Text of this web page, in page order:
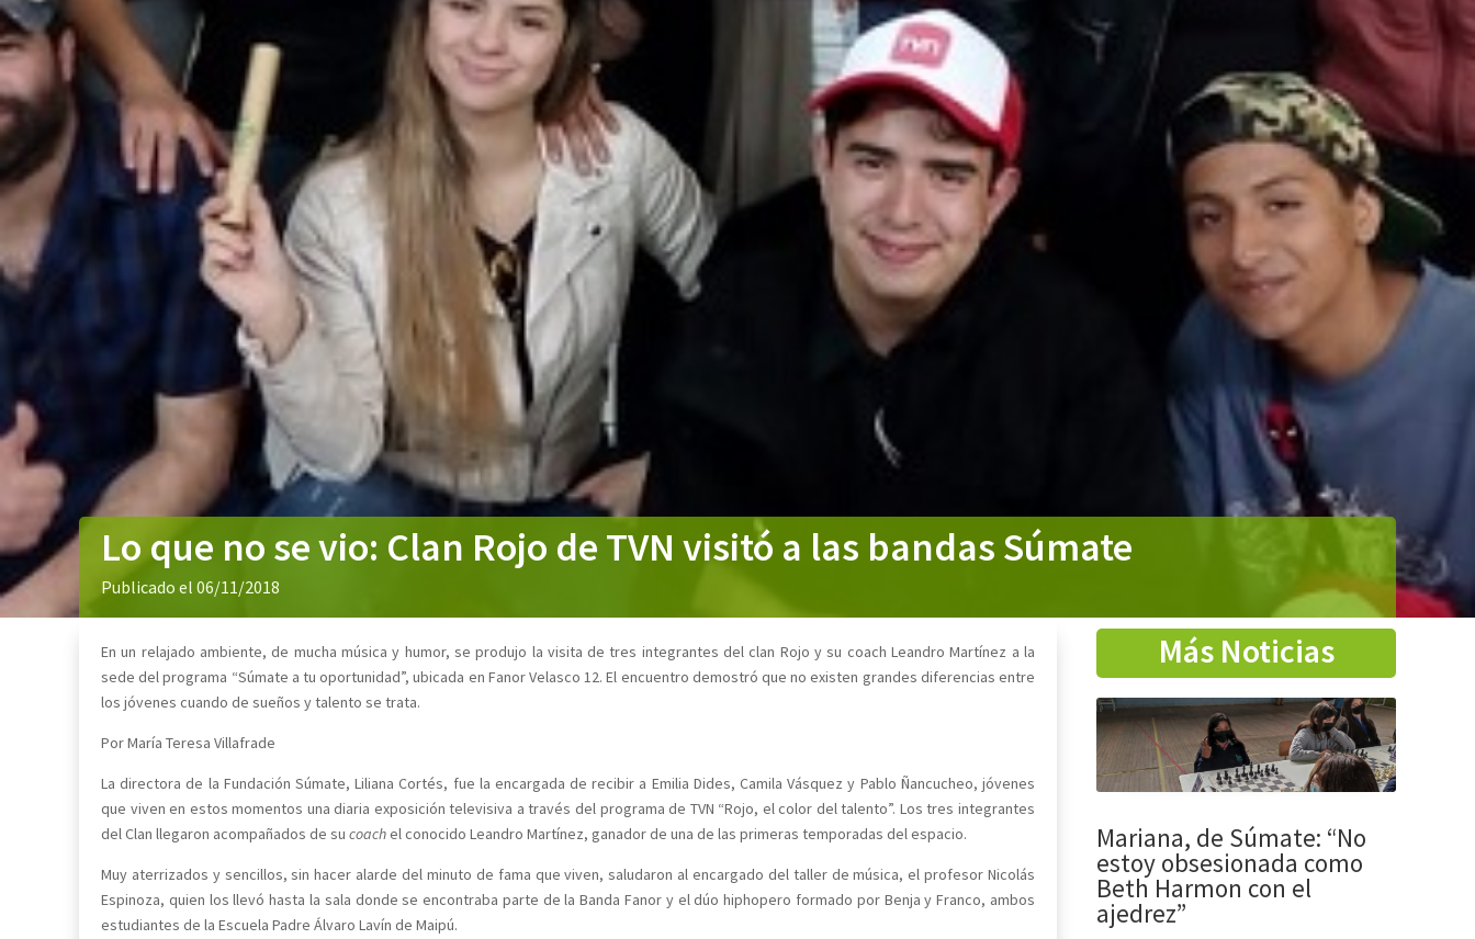
Lo que no se vio: Clan Rojo de TVN visitó a las bandas Súmate
Publicado el 06/11/2018
En un relajado ambiente, de mucha música y humor, se produjo la visita de tres integrantes del clan Rojo y su coach Leandro Martínez a la
sede del programa “Súmate a tu oportunidad”, ubicada en Fanor Velasco 12. El encuentro demostró que no existen grandes diferencias entre
los jóvenes cuando de sueños y talento se trata.
Por María Teresa Villafrade
La directora de la Fundación Súmate, Liliana Cortés, fue la encargada de recibir a Emilia Dides, Camila Vásquez y Pablo Ñancucheo, jóvenes
que viven en estos momentos una diaria exposición televisiva a través del programa de TVN “Rojo, el color del talento”. Los tres integrantes
del Clan llegaron acompañados de su coachel conocido Leandro Martínez, ganador de una de las primeras temporadas del espacio.
Muy aterrizados y sencillos, sin hacer alarde del minuto de fama que viven, saludaron al encargado del taller de música, el profesor Nicolás
Espinoza, quien los llevó hasta la sala donde se encontraba parte de la Banda Fanor y el dúo hiphopero formado por Benja y Franco, ambos
estudiantes de la Escuela Padre Álvaro Lavín de Maipú.
Más Noticias
Mariana, de Súmate: “No
estoy obsesionada como
Beth Harmon con el
ajedrez”